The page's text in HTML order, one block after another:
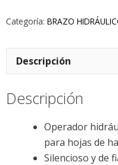
Categoría: BRAZO
Descripción
Descripción
Operador
para hojas de
Silencioso y de